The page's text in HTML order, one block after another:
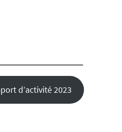
d’activité 2023